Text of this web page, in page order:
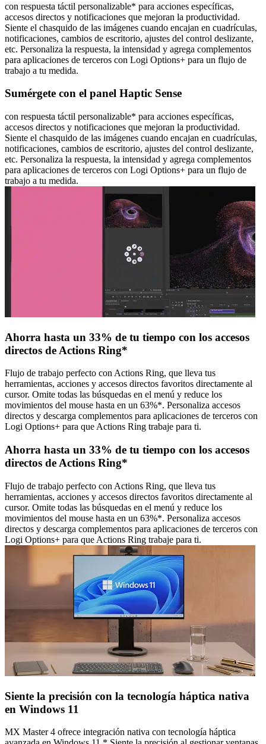
con respuesta táctil personalizable* para acciones específicas,
accesos directos y notificaciones que mejoran la productividad.
Siente el chasquido de las imágenes cuando encajan en cuadrículas,
notificaciones, cambios de escritorio, ajustes del control deslizante,
etc. Personaliza la respuesta, la intensidad y agrega complementos
para aplicaciones de terceros con Logi Options+ para un flujo de
trabajo a tu medida.
Sumérgete con el panel Haptic Sense
con respuesta táctil personalizable* para acciones específicas,
accesos directos y notificaciones que mejoran la productividad.
Siente el chasquido de las imágenes cuando encajan en cuadrículas,
notificaciones, cambios de escritorio, ajustes del control deslizante,
etc. Personaliza la respuesta, la intensidad y agrega complementos
para aplicaciones de terceros con Logi Options+ para un flujo de
trabajo a tu medida.
Ahorra hasta un 33% de tu tiempo con los accesos
directos de Actions Ring*
Flujo de trabajo perfecto con Actions Ring, que lleva tus
herramientas, acciones y accesos directos favoritos directamente al
cursor. Omite todas las búsquedas en el menú y reduce los
movimientos del mouse hasta en un 63%*. Personaliza accesos
directos y descarga complementos para aplicaciones de terceros con
Logi Options+ para que Actions Ring trabaje para ti.
Ahorra hasta un 33% de tu tiempo con los accesos
directos de Actions Ring*
Flujo de trabajo perfecto con Actions Ring, que lleva tus
herramientas, acciones y accesos directos favoritos directamente al
cursor. Omite todas las búsquedas en el menú y reduce los
movimientos del mouse hasta en un 63%*. Personaliza accesos
directos y descarga complementos para aplicaciones de terceros con
Logi Options+ para que Actions Ring trabaje para ti.
Siente la precisión con la tecnología háptica nativa
en Windows 11
MX Master 4 ofrece integración nativa con tecnología háptica